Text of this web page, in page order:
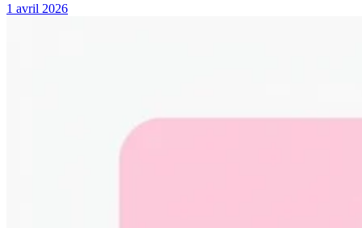
1 avril 2026